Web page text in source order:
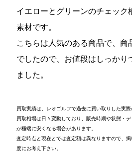
イエローとグリーンのチェック
素材です。
こちらは人気のある商品で、商
でしたので、お値段はしっかり
ました。
買取実績は、レオゴルフで過去に買い取りした実
買取相場は日々変動しており、販売時期や状態・
が極端に安くなる場合があります。
査定時点と現在とでは査定額は異なりますので、
度にお考え下さい。